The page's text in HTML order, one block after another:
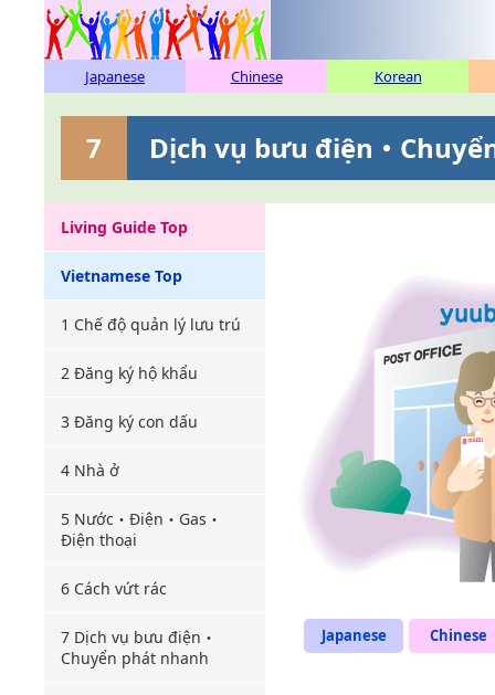
Japanese Chinese Korean
7 Dịch vụ bưu điện・
Living Guide Top
Vietnamese Top
1 Chế độ quản lý lưu trú
2 Đăng ký hộ khẩu
3 Đăng ký con dấu
4 Nhà ở
5 Nước・Điện・Gas・
Điện thoại
6 Cách vứt rác
7 Dịch vụ bưu điện・
Chuyển phát nhanh
Japanese Chinese